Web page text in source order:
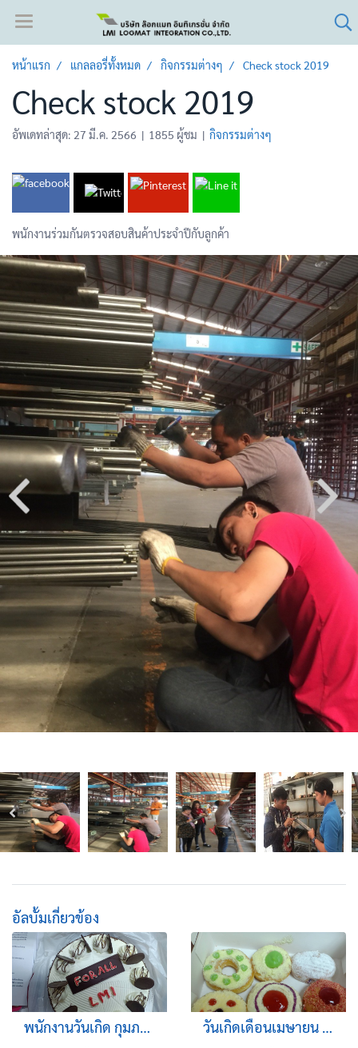
หน้าแรก แกลลอรี่ทั้งหมด กิจกรรมต่างๆ Check stock 2019
Check stock 2019
อัพเดทล่าสุด: 27 มี.ค. 2566 | 1855 ผู้ชม | กิจกรรมต่างๆ
พนักงานร่วมกันตรวจสอบสินค้าประจำปีกับลูกค้า
อัลบั้มเกี่ยวข้อง
พนักงานวันเกิด กุมภาพันธ์ มีนาคม วันเกิดเดือนเมษายน และ พฤษภาคม